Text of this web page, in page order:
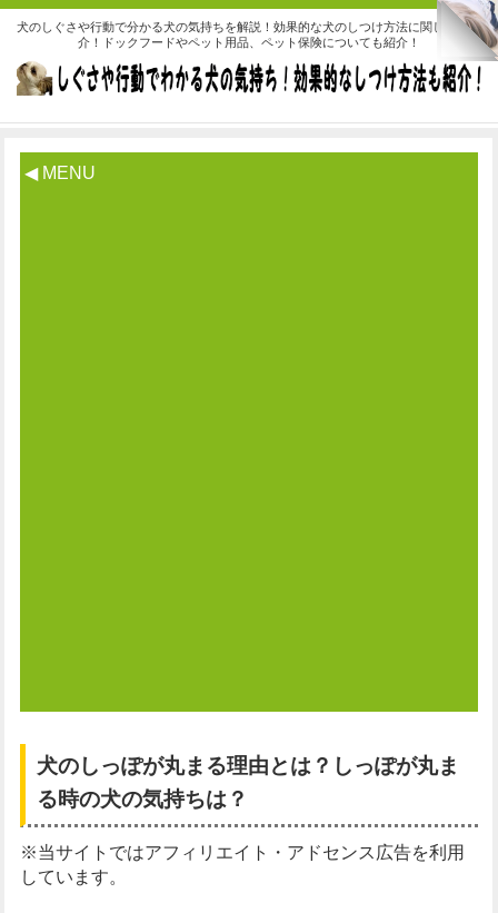
犬のしぐさや行動で分かる犬の気持ちを解説！効果的な犬のしつけ方法に関しても紹
介！ドックフードやペット用品、ペット保険についても紹介！
◀ MENU
犬のしっぽが丸まる理由とは？しっぽが丸ま
る時の犬の気持ちは？
※当サイトではアフィリエイト・アドセンス広告を利用
しています。